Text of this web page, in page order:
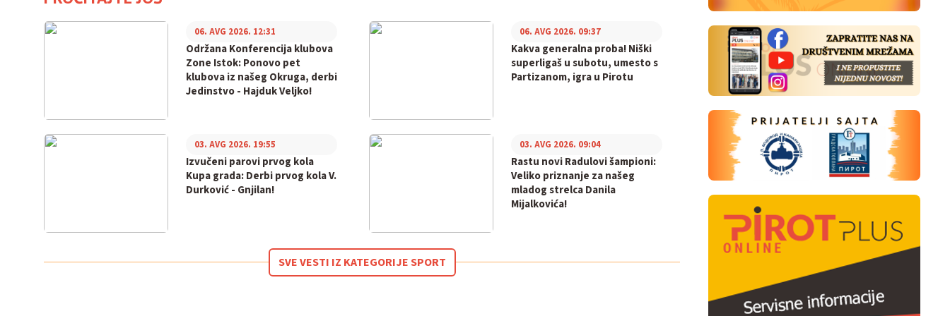
Održana Konferencija klubova
Zone Istok: Ponovo pet
klubova iz našeg Okruga, derbi
Jedinstvo - Hajduk Veljko!
06. AVG 2026. 12:31
Kakva generalna proba! Niški
superligaš u subotu, umesto s
Partizanom, igra u Pirotu
06. AVG 2026. 09:37
Izvučeni parovi prvog kola
Kupa grada: Derbi prvog kola V.
Durković - Gnjilan!
03. AVG 2026. 19:55
Rastu novi Radulovi šampioni:
Veliko priznanje za našeg
mladog strelca Danila
Mijalkovića!
03. AVG 2026. 09:04
SVE VESTI IZ KATEGORIJE SPORT